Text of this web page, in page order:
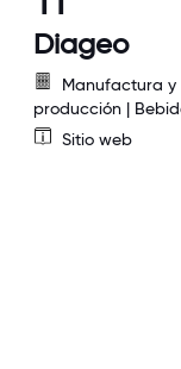
Diageo
Manufactura y
producción |
Sitio web